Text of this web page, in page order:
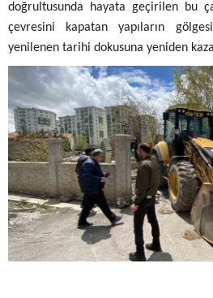
doğrultusunda hayata geçirilen bu
çevresini kapatan yapıların
yenilenen tarihi dokusuna yeniden